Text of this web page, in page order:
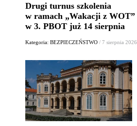
Drugi turnus szkolenia
w ramach „Wakacji z WOT”
w 3. PBOT już 14 sierpnia
Kategoria: BEZPIECZEŃSTWO / 7 sierpnia 2026